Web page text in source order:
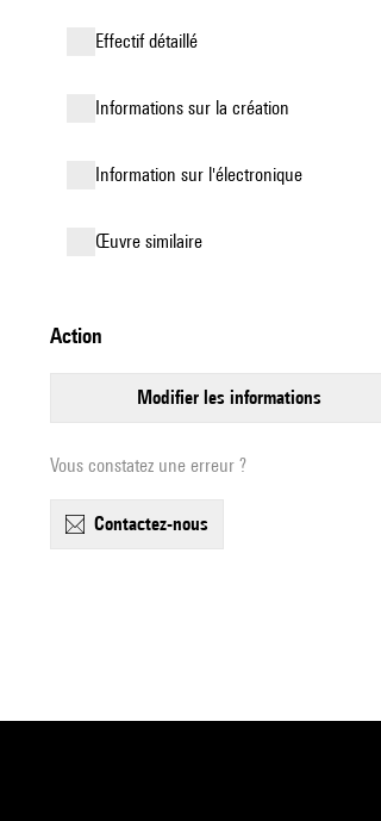
effectif détaillé
informations sur la création
Information sur l'électronique
œuvre similaire
action
modifier les informations
Vous constatez une erreur ?
contactez-nous